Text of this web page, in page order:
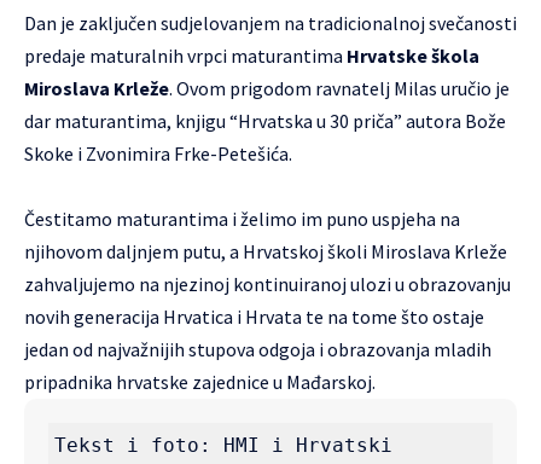
Dan je zaključen sudjelovanjem na tradicionalnoj svečanosti
predaje maturalnih vrpci maturantima Hrvatske škola
Miroslava Krleže. Ovom prigodom ravnatelj Milas uručio je
dar maturantima, knjigu “Hrvatska u 30 priča” autora Bože
Skoke i Zvonimira Frke-Petešića.
Čestitamo maturantima i želimo im puno uspjeha na
njihovom daljnjem putu, a Hrvatskoj školi Miroslava Krleže
zahvaljujemo na njezinoj kontinuiranoj ulozi u obrazovanju
novih generacija Hrvatica i Hrvata te na tome što ostaje
jedan od najvažnijih stupova odgoja i obrazovanja mladih
pripadnika hrvatske zajednice u Mađarskoj.
Tekst i foto: HMI i Hrvatski